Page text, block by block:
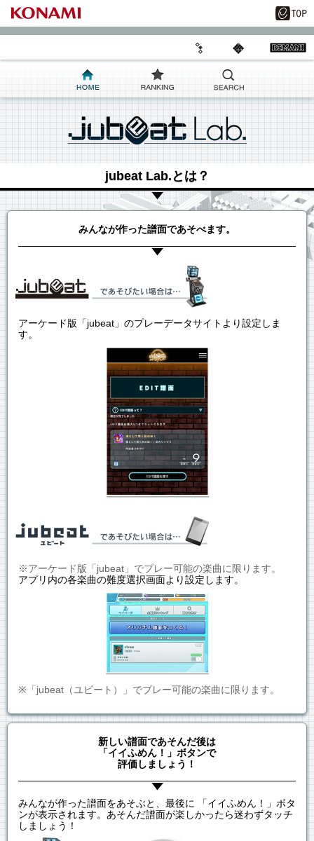
jubeat Lab.とは？
みんなが作った譜面であそべます。
アーケード版「jubeat」のプレーデータサイトより設定しま
す。
※アーケード版「jubeat」でプレー可能の楽曲に限ります。
アプリ内の各楽曲の難度選択画面より設定します。
※「jubeat（ユビート）」でプレー可能の楽曲に限ります。
新しい譜面であそんだ後は
「イイふめん！」ボタンで
評価しましょう！
みんなが作った譜面をあそぶと、最後に 「イイふめん！」ボタ
ンが表示されます。あそんだ譜面が楽しかったら迷わずタッチ
しましょう！